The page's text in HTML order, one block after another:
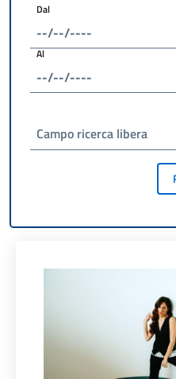
Dal
Al
Campo ricerca libera